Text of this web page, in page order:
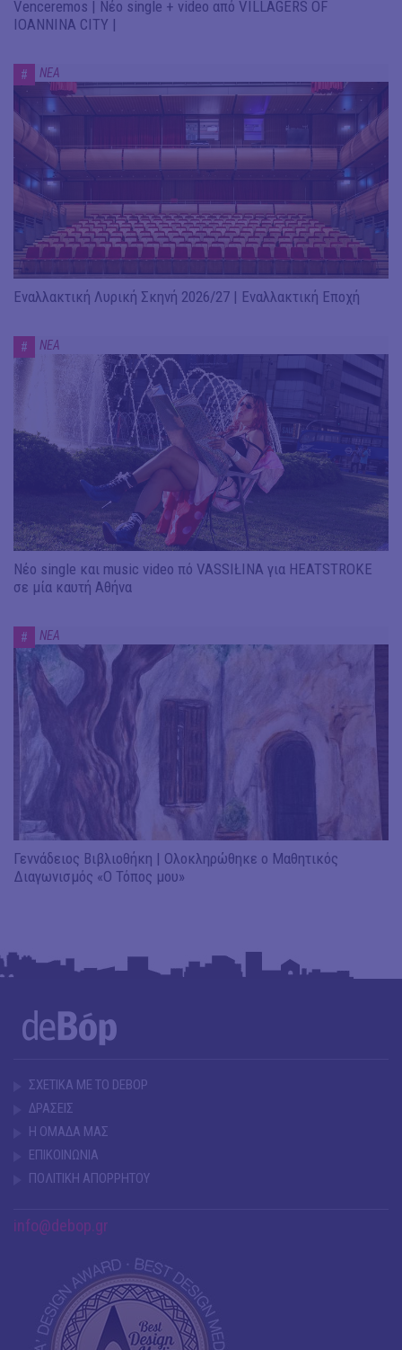
Venceremos | Νέο single + video από VILLAGERS OF
IOANNINA CITY |
# ΝΕΑ
Εναλλακτική Λυρική Σκηνή 2026/27 | Εναλλακτική Εποχή
# ΝΕΑ
Νέο single και music video πό VASSIŁINA για HEATSTROKE
σε μία καυτή Αθήνα
# ΝΕΑ
Γεννάδειος Βιβλιοθήκη | Ολοκληρώθηκε ο Μαθητικός
Διαγωνισμός «Ο Τόπος μου»
ΣΧΕΤΙΚΑ ΜΕ ΤΟ DEBOP
ΔΡΑΣΕΙΣ
Η ΟΜΑΔΑ ΜΑΣ
ΕΠΙΚΟΙΝΩΝΙΑ
ΠΟΛΙΤΙΚΗ ΑΠΟΡΡΗΤΟΥ
info@debop.gr